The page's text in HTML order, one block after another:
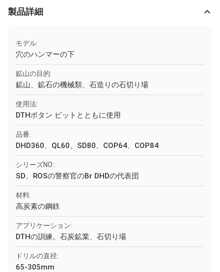
製品詳細
モデル:
穴のハンマーの下
鉱山の目的:
鉱山、鉱石の機械類、石造りの石切り場
使用法:
DTHボタン ビットとともに使用
品番:
DHD360、QL60、SD80、COP64、COP84
シリーズNO::
SD、ROSの警察官のBr DHDの代表団
材料:
高炭素の鋼鉄
アプリケーション:
DTHの訓練。石炭鉱業、石切り場
ドリルの直径:
65-305mm